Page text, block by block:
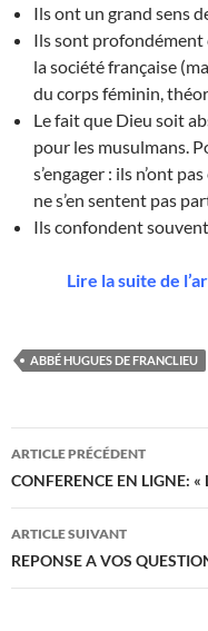
Ils ont un grand sens
Ils sont profondément
la société française
du corps féminin,
Le fait que Dieu soit
pour les musulmans.
s’engager : ils n’ont
ne s’en sentent pas
Ils confondent
Lire la suite de
ABBÉ HUGUES DE FRANCLIEU
Navigation
des
articles
ARTICLE PRÉCÉDENT
CONFERENCE EN LIGNE: «
ARTICLE SUIVANT
REPONSE A VOS